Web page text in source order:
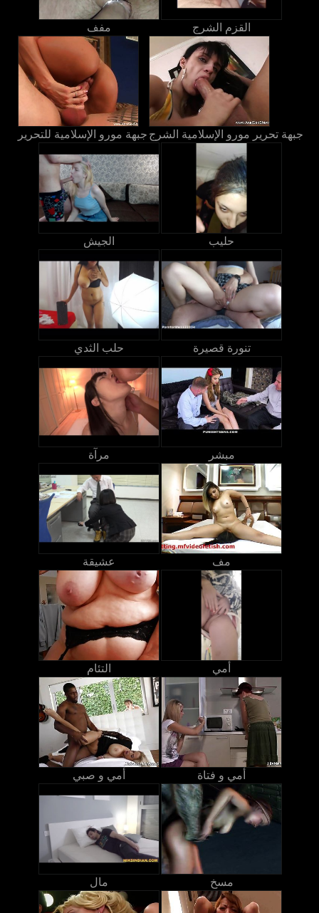
مفف القزم الشرج
جبهة مورو الإسلامية للتحرير جبهة تحرير مورو الإسلامية الشرج
الجيش حليب
حلب الثدي تنورة قصيرة
مرآة مبشر
عشيقة مف
التئام أمي
أمي و صبي أمي و فتاة
مال مسخ